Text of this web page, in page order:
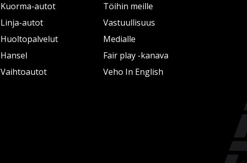
Kuorma-autot
Linja-autot
Huoltopalvelut
Hansel
Vaihtoautot
Töihin meille
Vastuullisuus
Medialle
Fair play -kanava
Veho In English